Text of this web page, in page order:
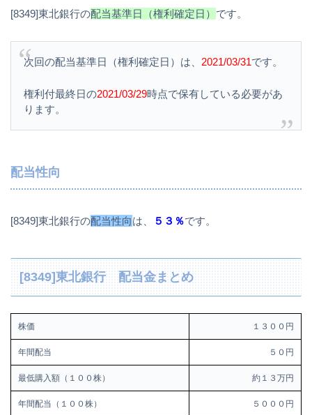
[8349]東北銀行の配当基準日（権利確定日） です。
次回の配当基準日（権利確定日）は、 2021/03/31です。
権利付最終日の2021/03/29時点で保有している必要があ
ります。
配当性向
[8349]東北銀行の配当性向は、 ５３％です。
[8349]東北銀行 配当金まとめ
株価 １３００円
年間配当 ５０円
最低購入額（１００株） 約１３万円
年間配当（１００株） ５０００円